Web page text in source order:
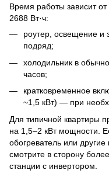
Время работы зависит
2688 Вт·ч:
роутер, освещение и
подряд;
холодильник в
часов;
кратковременное
~1,5 кВт) — при
Для типичной квартиры
на 1,5–2 кВт мощности.
обогреватель или
смотрите в сторону
станции с инвертором.